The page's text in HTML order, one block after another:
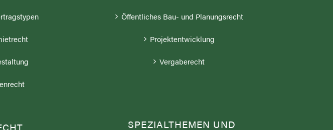
Öffentliches Bau- und Planungsrecht
Projektentwicklung
Vergaberecht
SPEZIALTHEMEN UND